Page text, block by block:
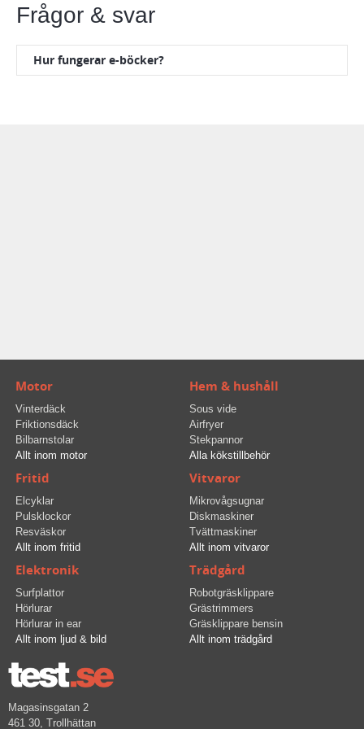
Frågor & svar
Hur fungerar e-böcker?
Magasinsgatan 2
461 30, Trollhättan
Motor
Vinterdäck
Friktionsdäck
Bilbarnstolar
Allt inom motor
Hem & hushåll
Sous vide
Airfryer
Stekpannor
Alla kökstillbehör
Fritid
Elcyklar
Pulsklockor
Resväskor
Allt inom fritid
Vitvaror
Mikrovågsugnar
Diskmaskiner
Tvättmaskiner
Allt inom vitvaror
Elektronik
Surfplattor
Hörlurar
Hörlurar in ear
Allt inom ljud & bild
Trädgård
Robotgräsklippare
Grästrimmers
Gräsklippare bensin
Allt inom trädgård